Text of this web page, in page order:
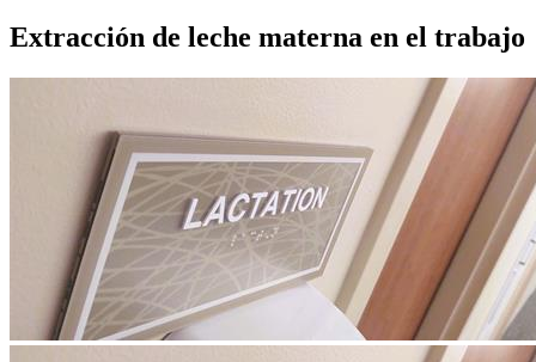
Extracción de leche materna en el trabajo